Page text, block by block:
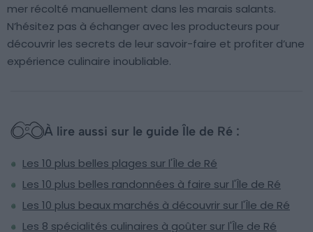
mer récolté manuellement dans les marais salants.
N’hésitez pas à échanger avec les producteurs pour
découvrir les secrets de leur savoir-faire et profiter d’une
expérience culinaire inoubliable.
À lire aussi sur le guide Île de Ré :
Les 10 plus belles plages sur l'Île de Ré
Les 10 plus belles randonnées à faire sur l'Île de Ré
Les 10 plus beaux marchés à découvrir sur l'Île de Ré
Les 8 spécialités culinaires à goûter sur l'Île de Ré